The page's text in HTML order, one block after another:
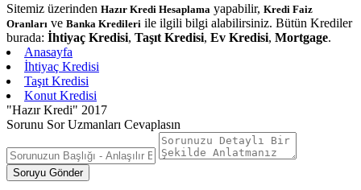
Sitemiz üzerinden Hazır Kredi Hesaplama yapabilir, Kredi Faiz
Oranları ve Banka Kredileri ile ilgili bilgi alabilirsiniz. Bütün Krediler
burada: İhtiyaç Kredisi, Taşıt Kredisi, Ev Kredisi, Mortgage.
Anasayfa
İhtiyaç Kredisi
Taşıt Kredisi
Konut Kredisi
"Hazır Kredi" 2017
Sorunu Sor Uzmanları Cevaplasın